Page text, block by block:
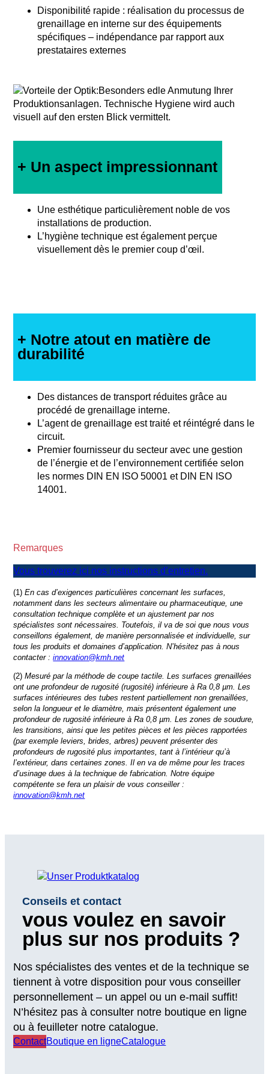
Disponibilité rapide : réalisation du processus de
grenaillage en interne sur des équipements
spécifiques – indépendance par rapport aux
prestataires externes
+ Un aspect impressionnant
Une esthétique particulièrement noble de vos
installations de production.
L’hygiène technique est également perçue
visuellement dès le premier coup d’œil.
+ Notre atout en matière de
durabilité
Des distances de transport réduites grâce au
procédé de grenaillage interne.
L’agent de grenaillage est traité et réintégré dans le
circuit.
Premier fournisseur du secteur avec une gestion
de l’énergie et de l’environnement certifiée selon
les normes DIN EN ISO 50001 et DIN EN ISO
14001.
Remarques
Vous trouverez ici nos instructions d’entretien.
(1)En cas d’exigences particulières concernant les surfaces,
notamment dans les secteurs alimentaire ou pharmaceutique, une
consultation technique complète et un ajustement par nos
spécialistes sont nécessaires. Toutefois, il va de soi que nous vous
conseillons également, de manière personnalisée et individuelle, sur
tous les produits et domaines d’application. N’hésitez pas à nous
contacter :innovation@kmh.net
(2)Mesuré par la méthode de coupe tactile. Les surfaces grenaillées
ont une profondeur de rugosité (rugosité) inférieure à Ra 0,8 µm. Les
surfaces intérieures des tubes restent partiellement non grenaillées,
selon la longueur et le diamètre, mais présentent également une
profondeur de rugosité inférieure à Ra 0,8 µm. Les zones de soudure,
les transitions, ainsi que les petites pièces et les pièces rapportées
(par exemple leviers, brides, arbres) peuvent présenter des
profondeurs de rugosité plus importantes, tant à l’intérieur qu’à
l’extérieur, dans certaines zones. Il en va de même pour les traces
d’usinage dues à la technique de fabrication. Notre équipe
compétente se fera un plaisir de vous conseiller :
innovation@kmh.net
Conseils et contact
vous voulez en savoir
plus sur nos produits ?
Nos spécialistes des ventes et de la technique se
tiennent à votre disposition pour vous conseiller
personnellement – un appel ou un e-mail suffit!
N’hésitez pas à consulter notre boutique en ligne
ou à feuilleter notre catalogue.
ContactBoutique en ligneCatalogue